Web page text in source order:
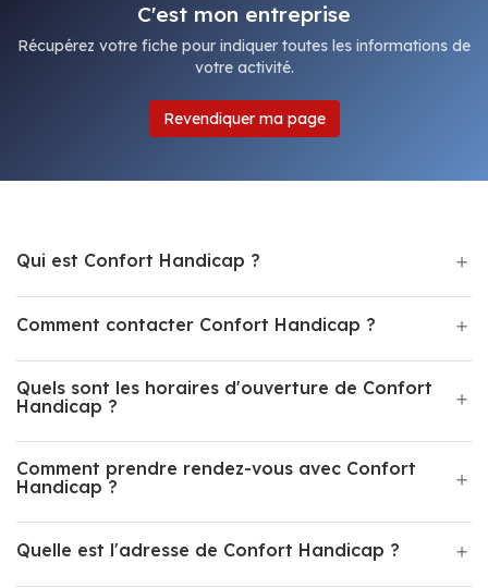
C'est mon entreprise
Récupérez votre fiche pour indiquer toutes les informations de
votre activité.
Revendiquer ma page
Qui est Confort Handicap ?
Comment contacter Confort Handicap ?
Quels sont les horaires d'ouverture de Confort
Handicap ?
Comment prendre rendez-vous avec Confort
Handicap ?
Quelle est l'adresse de Confort Handicap ?